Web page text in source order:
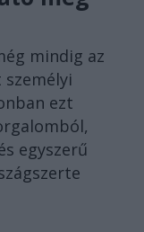
mindig az
ezt
egyszerű